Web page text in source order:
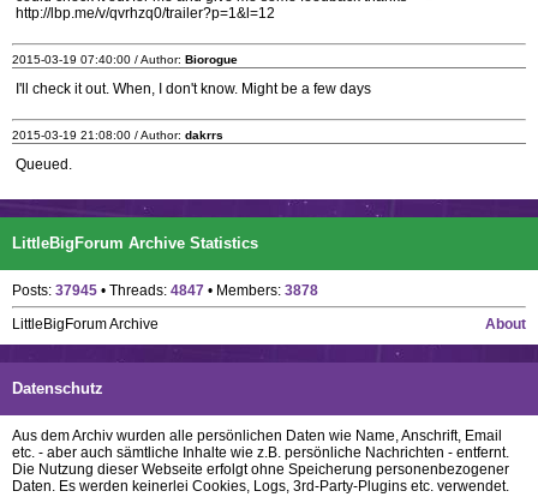
http://lbp.me/v/qvrhzq0/trailer?p=1&l=12
2015-03-19 07:40:00 / Author: Biorogue
I'll check it out. When, I don't know. Might be a few days
2015-03-19 21:08:00 / Author: dakrrs
Queued.
LittleBigForum Archive Statistics
Posts: 37945 • Threads: 4847 • Members: 3878
About
LittleBigForum Archive
Datenschutz
Aus dem Archiv wurden alle persönlichen Daten wie Name, Anschrift, Email
etc. - aber auch sämtliche Inhalte wie z.B. persönliche Nachrichten - entfernt.
Die Nutzung dieser Webseite erfolgt ohne Speicherung personenbezogener
Daten. Es werden keinerlei Cookies, Logs, 3rd-Party-Plugins etc. verwendet.